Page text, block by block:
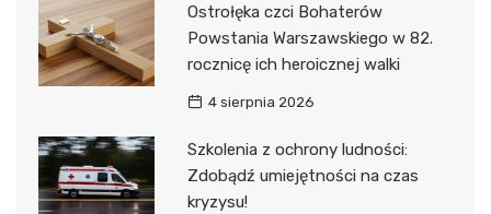
Ostrołęka czci Bohaterów
Powstania Warszawskiego w 82.
rocznicę ich heroicznej walki
4 sierpnia 2026
Szkolenia z ochrony ludności:
Zdobądź umiejętności na czas
kryzysu!